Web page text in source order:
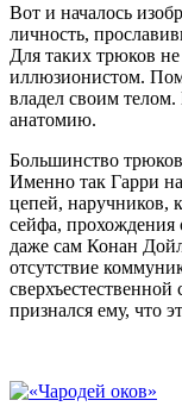
Вот и началось
личность,
Для таких трюков
иллюзионистом.
владел своим
анатомию.
Большинство
Именно так Гарри
цепей, наручников,
сейфа, прохождения
даже сам Конан
отсутствие
признался ему, что